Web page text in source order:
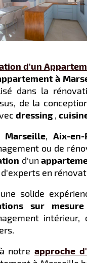
d'un
à
dans la
de la
dressing,
Marseille, Aix-en-
ou de
d'un
d'experts en
solide
sur
notre approche